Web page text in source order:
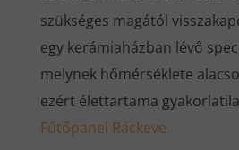
szükséges magától
egy kerámiaházban lévő
melynek hőmérséklete
ezért élettartama
Fűtőpanel Ráckeve